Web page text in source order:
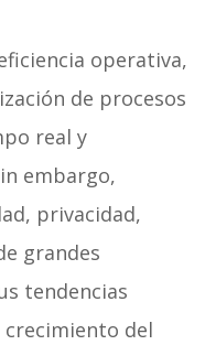
operativa,
de procesos
real y
embargo,
privacidad,
grandes
tendencias
crecimiento del